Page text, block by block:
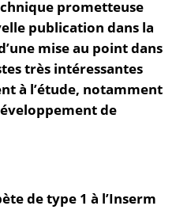
prometteuse
publication dans la
mise au point dans
très intéressantes
à l’étude, notamment
de
de type 1 à l’Inserm